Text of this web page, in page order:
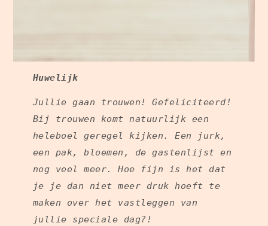
Huwelijk
Jullie gaan trouwen! Gefeliciteerd!
Bij trouwen komt natuurlijk een
heleboel geregel kijken. Een jurk,
een pak, bloemen, de gastenlijst en
nog veel meer. Hoe fijn is het dat
je je dan niet meer druk hoeft te
maken over het vastleggen van
jullie speciale dag?!